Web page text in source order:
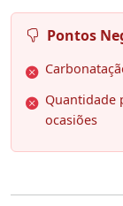
Pontos
Quantidade
ocasiões